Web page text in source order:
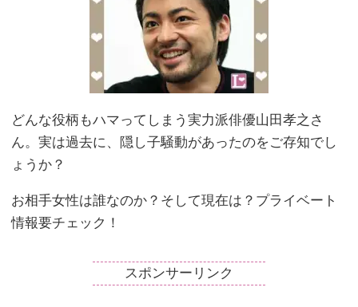
どんな役柄もハマってしまう実力派俳優山田孝之さ
ん。実は過去に、隠し子騒動があったのをご存知でし
ょうか？
お相手女性は誰なのか？そして現在は？プライベート
情報要チェック！
スポンサーリンク